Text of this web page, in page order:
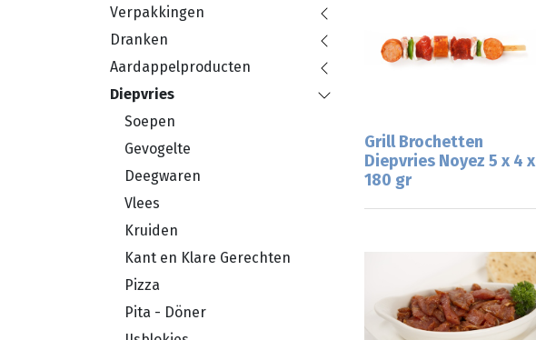
Verpakkingen
Dranken
Aardappelproducten
Diepvries
Soepen
Gevogelte
Deegwaren
Vlees
Kruiden
Kant en Klare Gerechten
Pizza
Pita - Döner
Grill Brochetten
Diepvries Noyez 5 x 4 x
180 gr